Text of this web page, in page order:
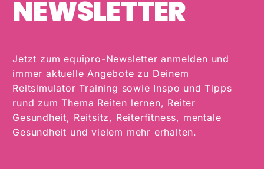
NEWSLETTER
Jetzt zum equipro-Newsletter anmelden und
immer aktuelle Angebote zu Deinem
Reitsimulator Training sowie Inspo und Tipps
rund zum Thema Reiten lernen, Reiter
Gesundheit, Reitsitz, Reiterfitness, mentale
Gesundheit und vielem mehr erhalten.